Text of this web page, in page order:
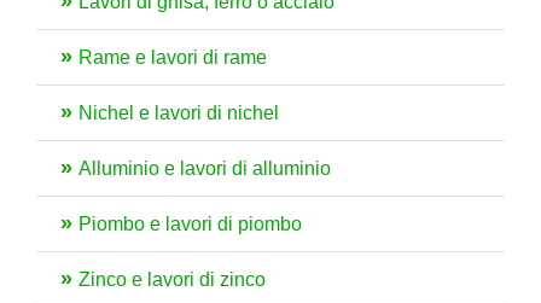
Rame e lavori di rame
Nichel e lavori di nichel
Alluminio e lavori di alluminio
Piombo e lavori di piombo
Zinco e lavori di zinco